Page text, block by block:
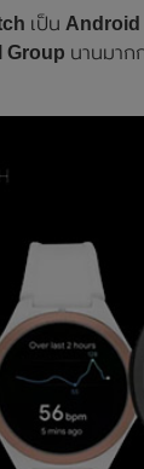
เป็น Android
Group นานมาก